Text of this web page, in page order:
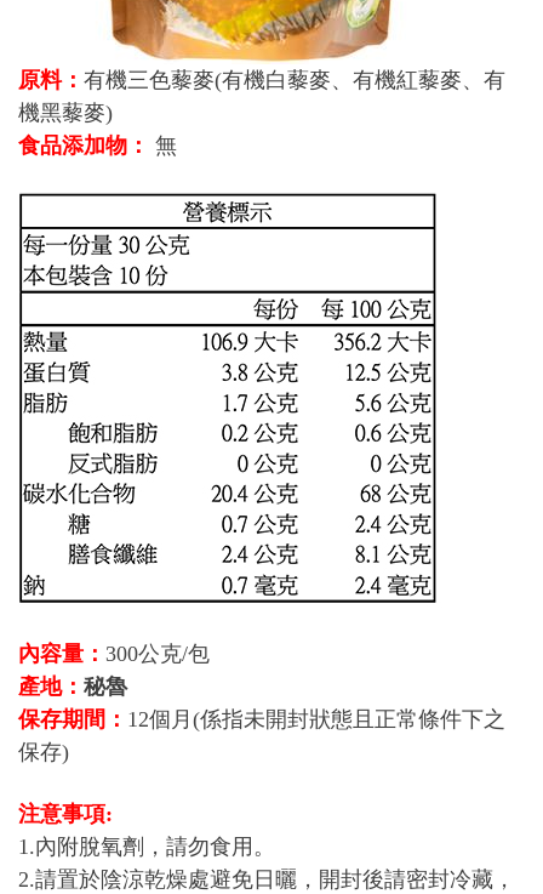
原料： 有機三色藜麥(有機白藜麥、有機紅藜麥、有
機黑藜麥)
食品添加物： 無
內容量： 300公克/包
產地： 秘魯
保存期間： 12個月(係指未開封狀態且正常條件下之
保存)
注意事項:
1.內附脫氧劑，請勿食用。
2.請置於陰涼乾燥處避免日曬，開封後請密封冷藏，